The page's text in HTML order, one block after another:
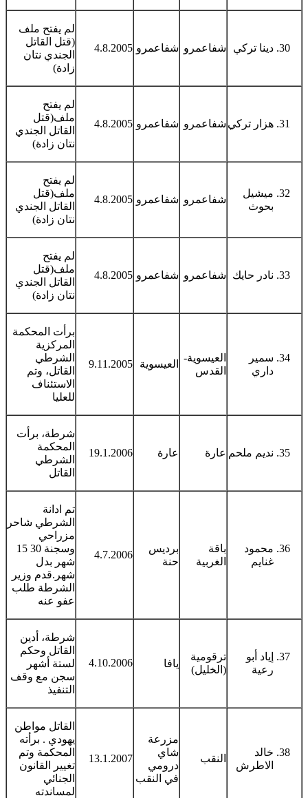
دينا تركي شفاعمرو شفاعمرو 4.8.2005
لم يفتح ملف
(قتل القاتل
الجندي نتان
زادة)
هزار تركي شفاعمرو شفاعمرو 4.8.2005
لم يفتح
ملف(قتل
القاتل الجندي
نتان زادة)
ميشيل
بحوث
شفاعمرو شفاعمرو 4.8.2005
لم يفتح
ملف(قتل
القاتل الجندي
نتان زادة)
نادر حايك شفاعمرو شفاعمرو 4.8.2005
لم يفتح
ملف(قتل
القاتل الجندي
نتان زادة)
سمير
داري
العيسوية-
القدس
العيسوية 9.11.2005
برأت المحكمة
المركزية
الشرطي
القاتل، وتم
الاستئناف
للعليا
نديم ملحم عارة عارة 19.1.2006
شرطة، برأت
المحكمة
الشرطي
القاتل
محمود
غنايم
باقة
الغربية
برديس
حنة
4.7.2006
تم ادانة
الشرطي شاحر
مزراحي
وسجنة 30 15
شهر بدل
شهر.قدم وزير
الشرطة طلب
عفو عنه
إياد أبو
رعية
ترقومية
(الخليل)
يافا 4.10.2006
شرطة، أدين
القاتل وحكم
لستة أشهر
سجن مع وقف
التنفيذ
خالد
الاطرش
النقب
مزرعة
شاي
درومي
في النقب
13.1.2007
القاتل مواطن
يهودي . برأته
المحكمة وتم
تغيير القانون
الجنائي
لمساندته